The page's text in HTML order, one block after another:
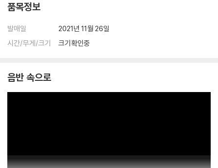
품목정보
발매일
2021년 11월 26일
시간/무게/크기
크기확인중
음반 속으로